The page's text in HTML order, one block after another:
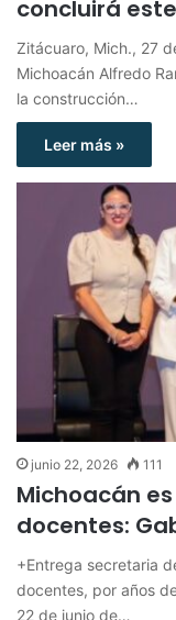
concluirá
Zitácuaro, Mich., 27
Michoacán Alfredo
la construcción…
Leer más »
junio 22, 2026 111
Michoacán
docentes:
+Entrega secretaria
docentes, por años
22 de junio de…